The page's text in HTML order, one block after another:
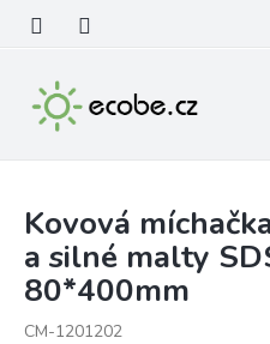
obsah
Kovová
a silné malty
80*400mm
CM-1201202